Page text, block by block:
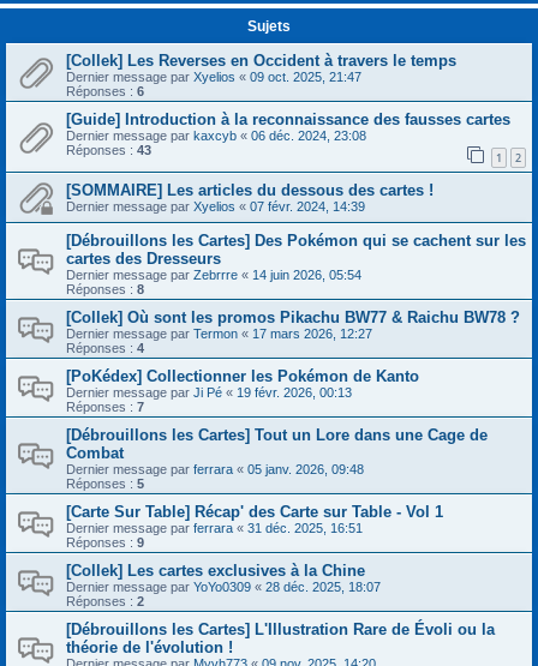
Sujets
[Collek] Les Reverses en Occident à travers le temps
Dernier message par Xyelios « 09 oct. 2025, 21:47
Réponses : 6
[Guide] Introduction à la reconnaissance des fausses cartes
Dernier message par kaxcyb « 06 déc. 2024, 23:08
Réponses : 43 1 2
[SOMMAIRE] Les articles du dessous des cartes !
Dernier message par Xyelios « 07 févr. 2024, 14:39
[Débrouillons les Cartes] Des Pokémon qui se cachent sur les
cartes des Dresseurs
Dernier message par Zebrrre « 14 juin 2026, 05:54
Réponses : 8
[Collek] Où sont les promos Pikachu BW77 & Raichu BW78 ?
Dernier message par Termon « 17 mars 2026, 12:27
Réponses : 4
[PoKédex] Collectionner les Pokémon de Kanto
Dernier message par Ji Pé « 19 févr. 2026, 00:13
Réponses : 7
[Débrouillons les Cartes] Tout un Lore dans une Cage de
Combat
Dernier message par ferrara « 05 janv. 2026, 09:48
Réponses : 5
[Carte Sur Table] Récap' des Carte sur Table - Vol 1
Dernier message par ferrara « 31 déc. 2025, 16:51
Réponses : 9
[Collek] Les cartes exclusives à la Chine
Dernier message par YoYo0309 « 28 déc. 2025, 18:07
Réponses : 2
[Débrouillons les Cartes] L'Illustration Rare de Évoli ou la
théorie de l'évolution !